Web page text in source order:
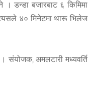
। डन्डा बजारबाट ६ किमिमा
४० मिनेटमा थारू भिलेज
संयोजक, अमलटारी मध्यवर्ति